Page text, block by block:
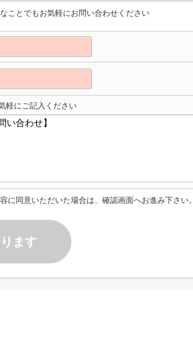
ことでもお気軽にお問い合わせください
軽にご記入ください
に同意いただいた場合は、確認画面へお進み下さい。
ます